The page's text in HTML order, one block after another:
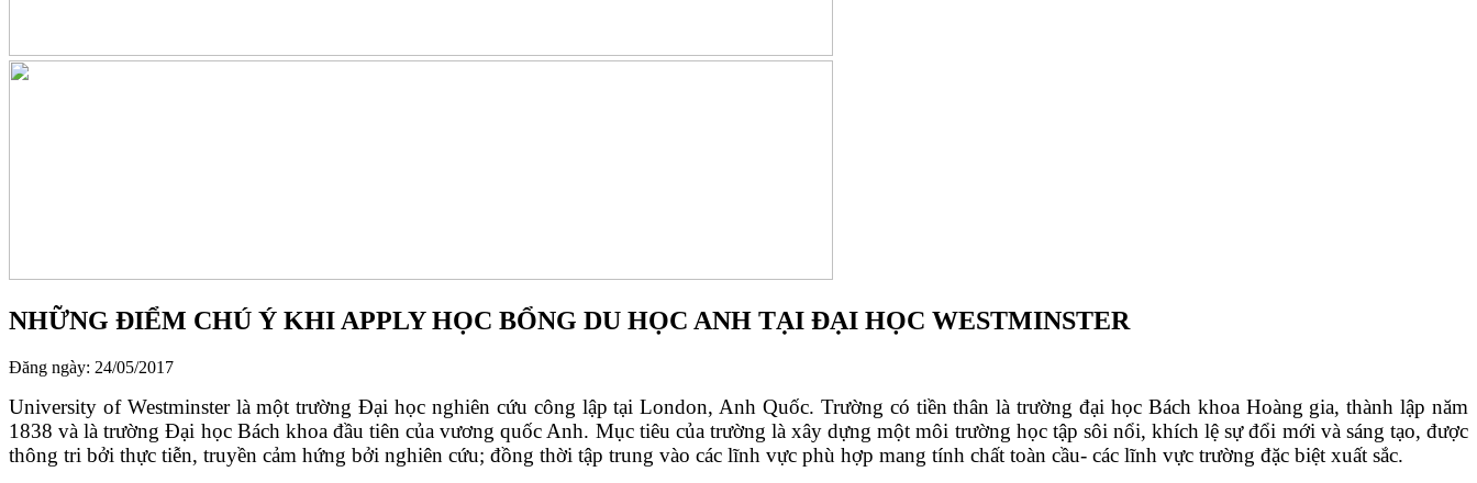
NHỮNG ĐIỂM CHÚ Ý KHI APPLY HỌC BỔNG DU HỌC ANH TẠI ĐẠI HỌC WESTMINSTER
Đăng ngày: 24/05/2017
University of Westminster là một trường Đại học nghiên cứu công lập tại London, Anh Quốc. Trường có tiền thân là trường đại học Bách khoa Hoàng gia, thành lập năm
1838 và là trường Đại học Bách khoa đầu tiên của vương quốc Anh. Mục tiêu của trường là xây dựng một môi trường học tập sôi nổi, khích lệ sự đổi mới và sáng tạo, được
thông tri bởi thực tiễn, truyền cảm hứng bởi nghiên cứu; đồng thời tập trung vào các lĩnh vực phù hợp mang tính chất toàn cầu- các lĩnh vực trường đặc biệt xuất sắc.